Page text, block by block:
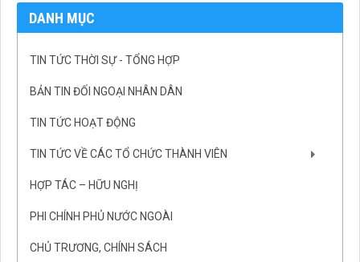
DANH MỤC
TIN TỨC THỜI SỰ - TỔNG HỢP
BẢN TIN ĐỐI NGOẠI NHÂN DÂN
TIN TỨC HOẠT ĐỘNG
TIN TỨC VỀ CÁC TỔ CHỨC THÀNH VIÊN
HỢP TÁC – HỮU NGHỊ
PHI CHÍNH PHỦ NƯỚC NGOÀI
CHỦ TRƯƠNG, CHÍNH SÁCH